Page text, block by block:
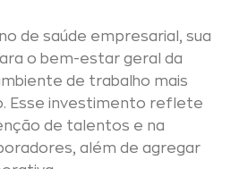
de saúde empresarial, sua
o bem-estar geral da
de trabalho mais
Esse investimento reflete
de talentos e na
além de agregar